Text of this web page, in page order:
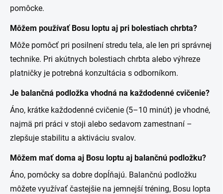
pomôcke.
Môžem používať Bosu loptu aj pri bolestiach chrbta?
Môže pomôcť pri posilnení stredu tela, ale len pri správnej
technike. Pri akútnych bolestiach chrbta alebo výhreze
platničky je potrebná konzultácia s odborníkom.
Je balančná podložka vhodná na každodenné cvičenie?
Áno, krátke každodenné cvičenie (5–10 minút) je vhodné,
najmä pri práci v stoji alebo sedavom zamestnaní –
zlepšuje stabilitu a aktiváciu svalov.
Môžem mať doma aj Bosu loptu aj balančnú podložku?
Áno, pomôcky sa dobre dopĺňajú. Balančnú podložku
môžete využívať častejšie na jemnejší tréning, Bosu lopta